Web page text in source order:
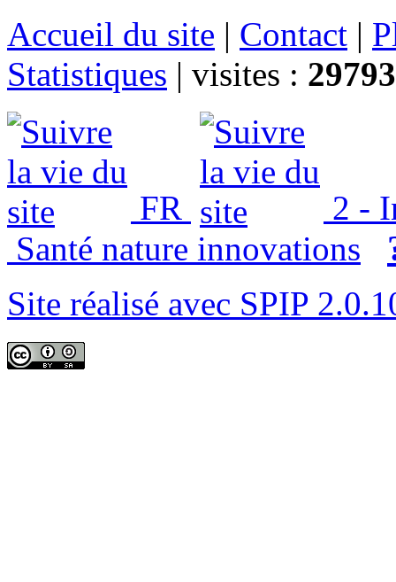
Accueil du site | Contact |
Statistiques | visites :
FR
2 -
Santé nature innovations
Site réalisé avec SPIP